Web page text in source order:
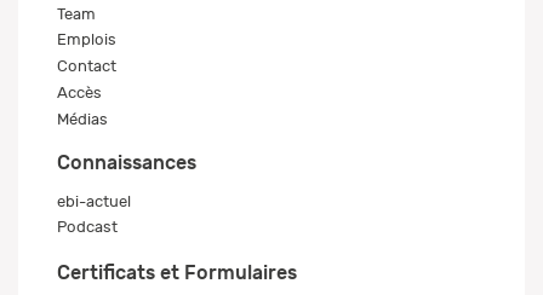
Team
Emplois
Contact
Accès
Médias
Connaissances
ebi-actuel
Podcast
Certificats et Formulaires